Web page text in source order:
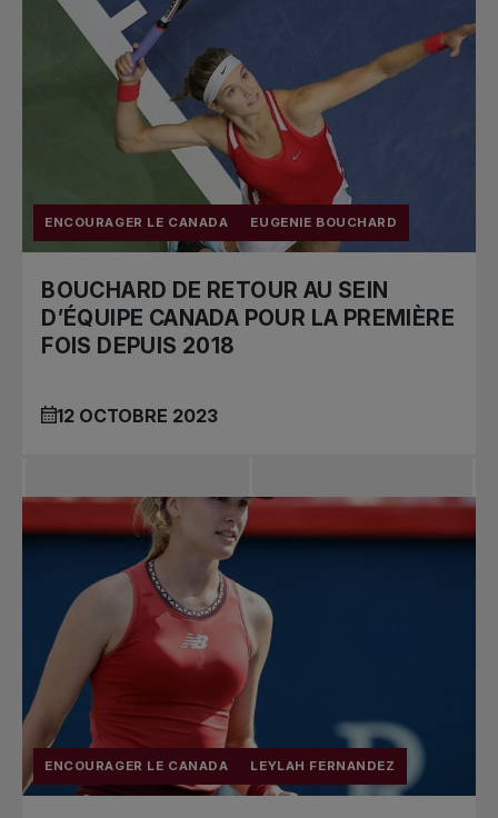
ENCOURAGER LE CANADA EUGENIE BOUCHARD
BOUCHARD DE RETOUR AU SEIN
D’ÉQUIPE CANADA POUR LA PREMIÈRE
FOIS DEPUIS 2018
12 OCTOBRE 2023
ENCOURAGER LE CANADA LEYLAH FERNANDEZ